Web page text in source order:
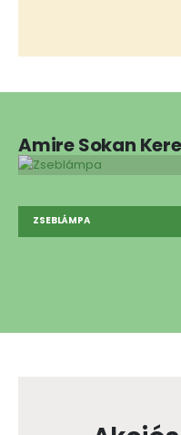
Amire Sokan
ZSEBLÁMPA